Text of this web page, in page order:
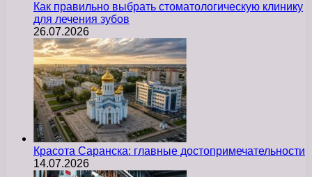
Как правильно выбрать стоматологическую клинику
для лечения зубов
26.07.2026
Красота Саранска: главные достопримечательности
14.07.2026